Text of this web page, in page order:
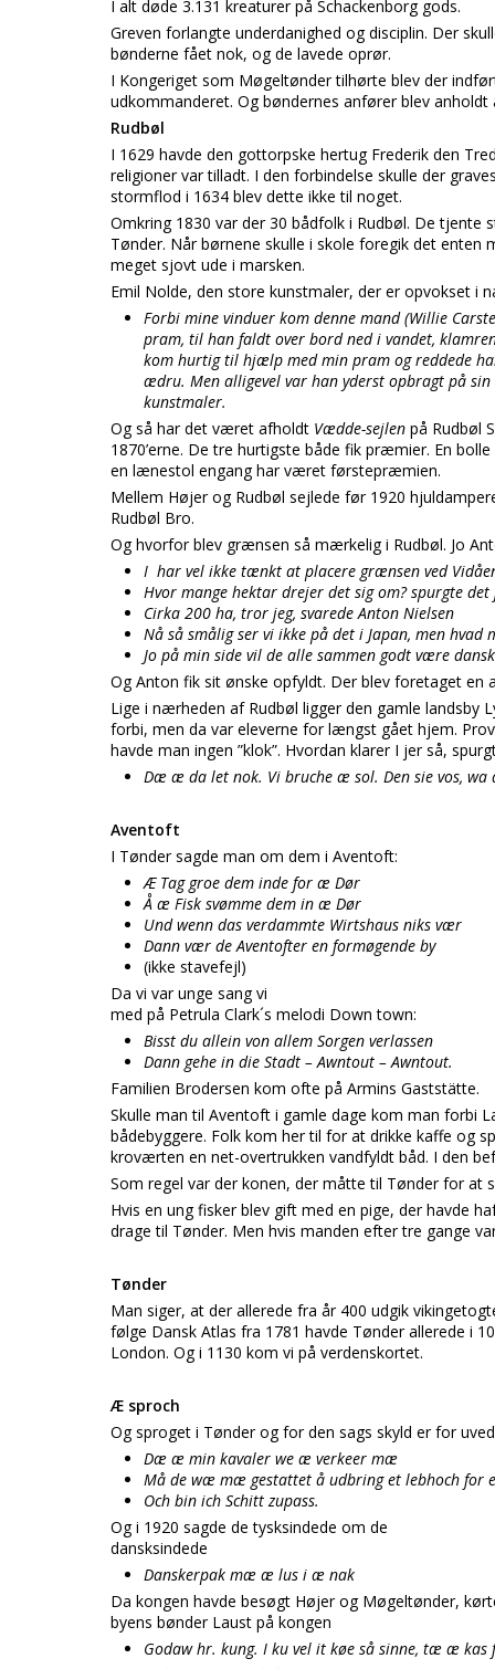
I alt døde 3.131 kreaturer på Schackenborg gods.
Greven forlangte underdanighed og disciplin. Der
bønderne fået nok, og de lavede oprør.
I Kongeriget som Møgeltønder tilhørte blev der
udkommanderet. Og bøndernes anfører blev
Rudbøl
I 1629 havde den gottorpske hertug Frederik den
religioner var tilladt. I den forbindelse skulle der
stormflod i 1634 blev dette ikke til noget.
Omkring 1830 var der 30 bådfolk i Rudbøl. De
Tønder. Når børnene skulle i skole foregik det
meget sjovt ude i marsken.
Emil Nolde, den store kunstmaler, der er opvokset i
Forbi mine vinduer kom denne mand (Willie
pram, til han faldt over bord ned i vandet,
kom hurtig til hjælp med min pram og reddede
ædru. Men alligevel var han yderst opbragt på
kunstmaler.
Og så har det været afholdt Vædde-sejlen på Rudbøl
1870’erne. De tre hurtigste både fik præmier. En
en lænestol engang har været førstepræmien.
Mellem Højer og Rudbøl sejlede før 1920
Rudbøl Bro.
Og hvorfor blev grænsen så mærkelig i Rudbøl. Jo
I har vel ikke tænkt at placere grænsen ved
Hvor mange hektar drejer det sig om? spurgte
Cirka 200 ha, tror jeg, svarede Anton Nielsen
Nå så smålig ser vi ikke på det i Japan, men hvad
Jo på min side vil de alle sammen godt være
Og Anton fik sit ønske opfyldt. Der blev foretaget en
Lige i nærheden af Rudbøl ligger den gamle landsby
forbi, men da var eleverne for længst gået hjem.
havde man ingen ”klok”. Hvordan klarer I jer så,
Dæ æ da let nok. Vi bruche æ sol. Den sie vos,
Aventoft
I Tønder sagde man om dem i Aventoft:
Æ Tag groe dem inde for æ Dør
Å æ Fisk svømme dem in æ Dør
Und wenn das verdammte Wirtshaus niks vær
Dann vær de Aventofter en formøgende by
(ikke stavefejl)
Da vi var unge sang vi
med på Petrula Clark´s melodi Down town:
Bisst du allein von allem Sorgen verlassen
Dann gehe in die Stadt – Awntout – Awntout.
Familien Brodersen kom ofte på Armins Gaststätte.
Skulle man til Aventoft i gamle dage kom man
bådebyggere. Folk kom her til for at drikke kaffe og
kroværten en net-overtrukken vandfyldt båd. I den
Som regel var der konen, der måtte til Tønder for at
Hvis en ung fisker blev gift med en pige, der havde
drage til Tønder. Men hvis manden efter tre gange
Tønder
Man siger, at der allerede fra år 400 udgik
følge Dansk Atlas fra 1781 havde Tønder allerede i
London. Og i 1130 kom vi på verdenskortet.
Æ sproch
Og sproget i Tønder og for den sags skyld er for
Dæ æ min kavaler we æ verkeer mæ
Må de wæ mæ gestattet å udbring et lebhoch for
Och bin ich Schitt zupass.
Og i 1920 sagde de tysksindede om de
dansksindede
Danskerpak mæ æ lus i æ nak
Da kongen havde besøgt Højer og Møgeltønder,
byens bønder Laust på kongen
Godaw hr. kung. I ku vel it køe så sinne, tæ æ